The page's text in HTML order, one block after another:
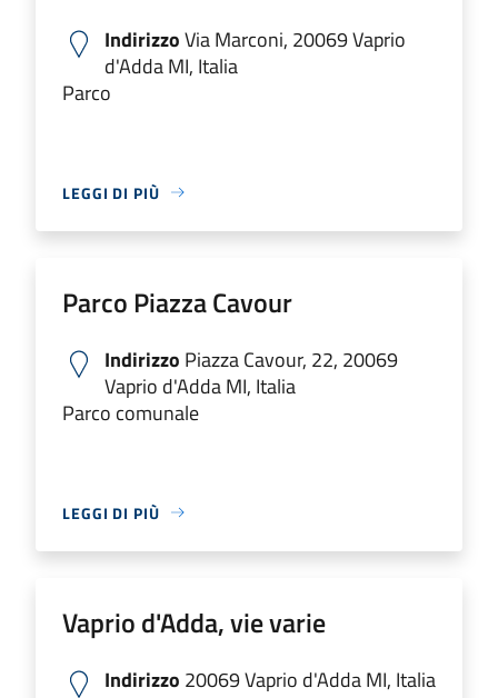
IndirizzoVia Marconi, 20069 Vaprio
d'Adda MI, Italia
Parco
LEGGI DI PIÙ
Parco Piazza Cavour
Indirizzo Piazza Cavour, 22, 20069
Vaprio d'Adda MI, Italia
Parco comunale
LEGGI DI PIÙ
Vaprio d'Adda, vie varie
Indirizzo 20069 Vaprio d'Adda MI, Italia